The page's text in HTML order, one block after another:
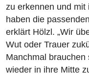
zu erkennen und
haben die
erklärt Hölzl. „Wir
Wut oder Trauer
Manchmal
wieder in ihre Mitte